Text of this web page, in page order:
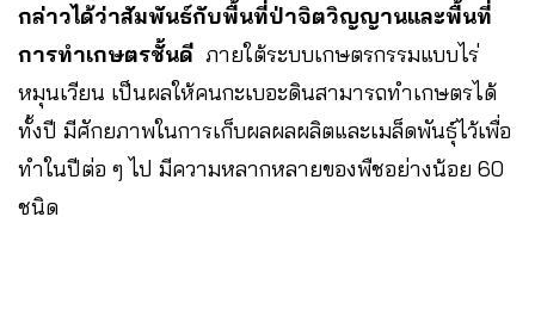
กล่าวได้ว่าสัมพันธ์กับพื้นที่ป่าจิตวิญญานและพื้นที่
การทำเกษตรชั้นดี ภายใต้ระบบเกษตรกรรมแบบไร่
หมุนเวียน เป็นผลให้คนกะเบอะดินสามารถทำเกษตรได้
ทั้งปี มีศักยภาพในการเก็บผลผลผลิตและเมล็ดพันธ์ุไว้เพื่อ
ทำในปีต่อ ๆ ไป มีความหลากหลายของพืชอย่างน้อย 60
ชนิด